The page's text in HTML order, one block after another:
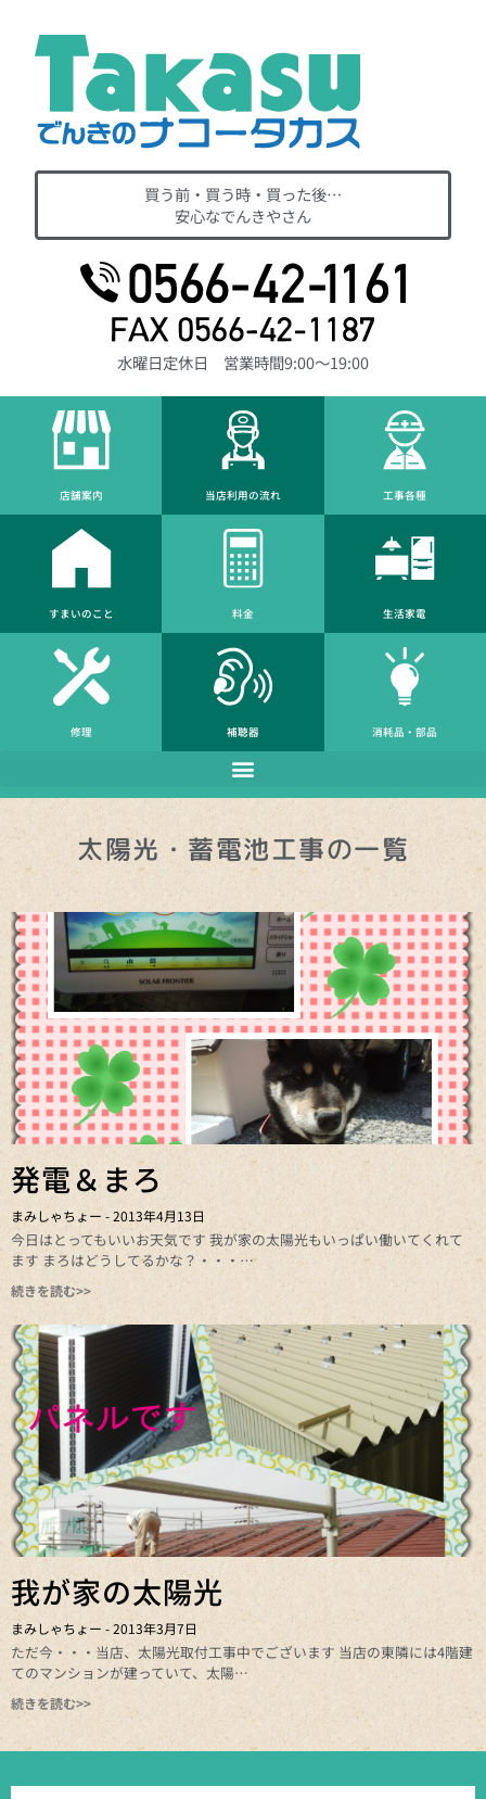
買う前・買う時・買った後…
安心なでんきやさん
水曜日定休日 営業時間9:00～19:00
店舗案内 当店利⽤の流れ 工事各種
すまいのこと 料金 生活家電
修理 補聴器 消耗品・部品
太陽光・蓄電池工事の一覧
発電＆まろ
まみしゃちょー 2013年4月13日
今日はとってもいいお天気です 我が家の太陽光もいっぱい働いてくれて
ます まろはどうしてるかな？・・・
続きを読む>>
我が家の太陽光
まみしゃちょー 2013年3月7日
ただ今・・・当店、太陽光取付工事中でございます 当店の東隣には4階建
てのマンションが建っていて、太陽
続きを読む>>